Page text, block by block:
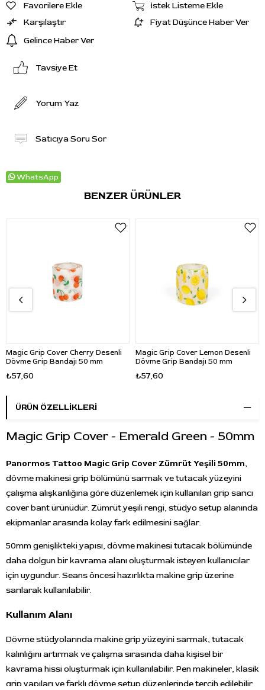
Favorilere Ekle
İstek Listeme Ekle
Karşılaştır
Fiyat Düşünce Haber Ver
Gelince Haber Ver
Tavsiye Et
Yorum Yaz
Satıcıya Soru Sor
WhatsApp
BENZER ÜRÜNLER
Magic Grip Cover Cherry Desenli
Dövme Grip Bandajı 50 mm
₺57,60
Magic Grip Cover Lemon Desenli
Dövme Grip Bandajı 50 mm
₺57,60
ÜRÜN ÖZELLIKLERI
Magic Grip Cover - Emerald Green - 50mm
Panormos Tattoo Magic Grip Cover Zümrüt Yeşili 50mm,
dövme makinesi grip bölümünü sarmak ve tutacak yüzeyini
çalışma alışkanlığına göre düzenlemek için kullanılan grip sarıcı
cover bant ürünüdür. Zümrüt yeşili rengi, stüdyo setup alanında
ekipmanlar arasında kolay fark edilmesini sağlar.
50mm genişlikteki yapısı, dövme makinesi tutacak bölümünde
daha dolgun bir kavrama alanı oluşturmak isteyen kullanıcılar
için uygundur. Seans öncesi hazırlıkta makine grip üzerine
sarılarak kullanılabilir.
Kullanım Alanı
Dövme stüdyolarında makine grip yüzeyini sarmak, tutacak
kalınlığını artırmak ve çalışma sırasında daha kişisel bir
kavrama hissi oluşturmak için kullanılabilir. Pen makineler, klasik
grip yapıları ve farklı dövme setup düzenlerinde tercih edilebilir.